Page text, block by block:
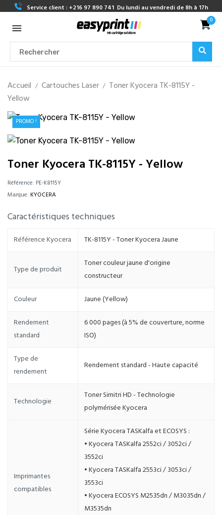
Service client : +216 97 890 741 Du lundi au vendredi de 8h à 17h
0
Accueil Cartouches Laser
Toner Kyocera TK-8115Y -
Yellow
PROMO !
Toner Kyocera TK-8115Y - Yellow
Référence: PE-K8115Y
Marque: KYOCERA
Caractéristiques techniques
Référence Kyocera TK-8115Y - Toner Kyocera Jaune
Type de produit
Toner couleur jaune d'origine
constructeur
Couleur Jaune (Yellow)
Rendement
standard
6 000 pages (à 5% de couverture, norme
ISO)
Type de
rendement
Rendement standard - Haute capacité
Technologie
Toner Simitri HD - Technologie
polymérisée Kyocera
Imprimantes
compatibles
Série Kyocera TASKalfa et ECOSYS :
• Kyocera TASKalfa 2552ci / 3052ci /
3552ci
• Kyocera TASKalfa 2553ci / 3053ci /
3553ci
• Kyocera ECOSYS M2535dn / M3035dn /
M3535dn